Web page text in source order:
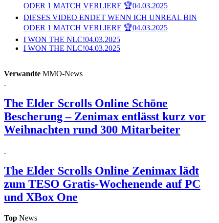
ODER 1 MATCH VERLIERE 🏆04.03.2025
DIESES VIDEO ENDET WENN ICH UNREAL BIN
ODER 1 MATCH VERLIERE 🏆04.03.2025
I WON THE NLC!04.03.2025
I WON THE NLC!04.03.2025
Verwandte MMO-News
The Elder Scrolls Online Schöne
Bescherung – Zenimax entlässt kurz vor
Weihnachten rund 300 Mitarbeiter
The Elder Scrolls Online Zenimax lädt
zum TESO Gratis-Wochenende auf PC
und XBox One
Top News